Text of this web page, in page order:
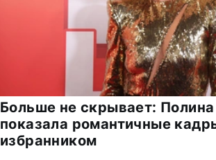
Больше не скрывает: Полина
показала романтичные
избранником